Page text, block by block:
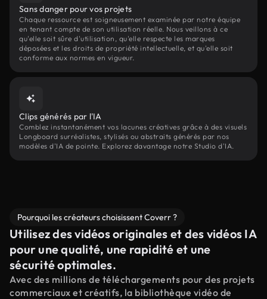
Sans danger pour vos projets
Chaque ressource est soigneusement examinée par notre équipe
en tenant compte de son utilisation réelle. Nous veillons à ce
qu'elle soit sûre d'utilisation, qu'elle respecte les marques
déposées et les droits de propriété intellectuelle, et qu'elle soit
conforme aux normes en vigueur.
Clips générés par l'IA
Comblez instantanément vos lacunes créatives grâce à des visuels
Longboard surréalistes, stylisés ou abstraits générés par nos
modèles d'IA de pointe. Explorez davantage notre Studio d'IA.
Pourquoi les créateurs choisissent Coverr ?
Utilisez des vidéos originales et des vidéos IA
pour une qualité, une rapidité et une
sécurité optimales.
Avec des millions de téléchargements pour des projets
commerciaux et créatifs, la bibliothèque vidéo de